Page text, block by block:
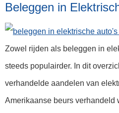
Beleggen in
Zowel rijden als beleggen in
steeds populairder. In dit
verhandelde aandelen van
Amerikaanse beurs verhandeld